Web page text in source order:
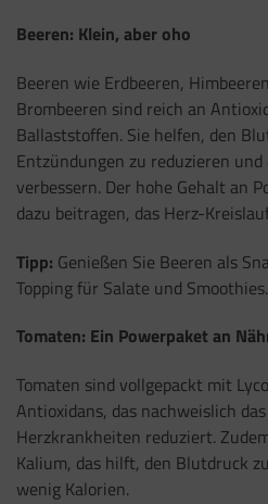
Beeren: Klein, aber oho
Beeren wie Erdbeeren,
Brombeeren sind reich an
Ballaststoffen. Sie helfen, den
Entzündungen zu reduzieren
verbessern. Der hohe Gehalt an
dazu beitragen, das Herz-
Tipp: Genießen Sie Beeren als
Topping für Salate und Smoothies.
Tomaten: Ein Powerpaket an
Tomaten sind vollgepackt mit
Antioxidans, das nachweislich
Herzkrankheiten reduziert.
Kalium, das hilft, den Blutdruck
wenig Kalorien.